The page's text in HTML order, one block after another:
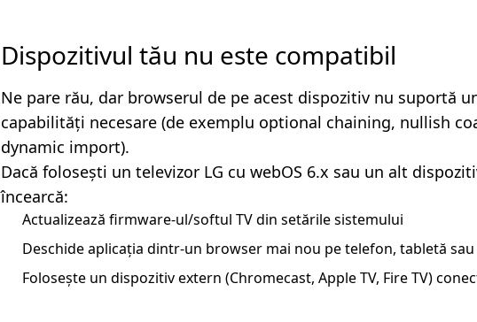
Dispozitivul tău nu este compatibil
Ne pare rău, dar browserul de pe acest dispozitiv nu suportă
capabilități necesare (de exemplu optional chaining, nullish
dynamic import).
Dacă folosești un televizor LG cu webOS 6.x sau un alt
încearcă:
Actualizează firmware-ul/softul TV din setările sistemului
Deschide aplicația dintr-un browser mai nou pe telefon, tabletă
Folosește un dispozitiv extern (Chromecast, Apple TV, Fire TV)